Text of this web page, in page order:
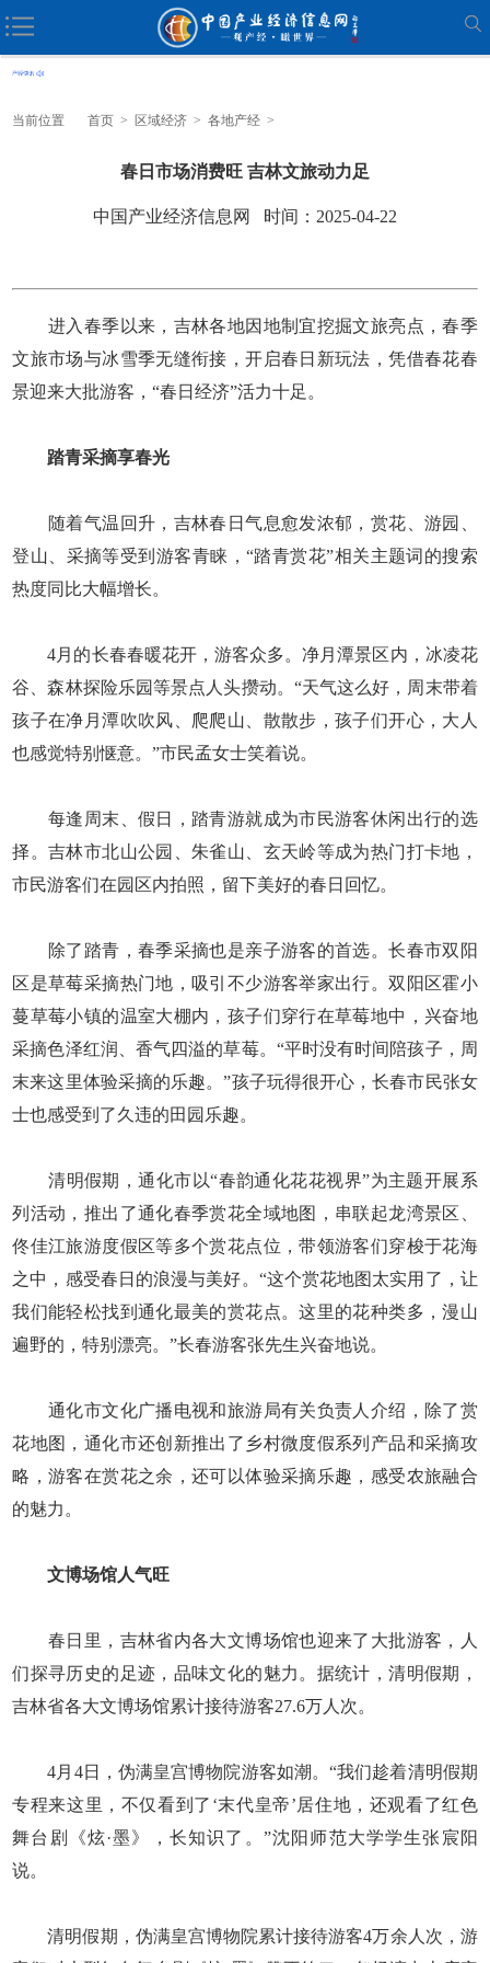
当前位置 首页 > 区域经济 > 各地产经 >
春日市场消费旺 吉林文旅动力足
中国产业经济信息网 时间：2025-04-22
进入春季以来，吉林各地因地制宜挖掘文旅亮点，春季
文旅市场与冰雪季无缝衔接，开启春日新玩法，凭借春花春
景迎来大批游客，“春日经济”活力十足。
踏青采摘享春光
随着气温回升，吉林春日气息愈发浓郁，赏花、游园、
登山、采摘等受到游客青睐，“踏青赏花”相关主题词的搜索
热度同比大幅增长。
4月的长春春暖花开，游客众多。净月潭景区内，冰凌花
谷、森林探险乐园等景点人头攒动。“天气这么好，周末带着
孩子在净月潭吹吹风、爬爬山、散散步，孩子们开心，大人
也感觉特别惬意。”市民孟女士笑着说。
每逢周末、假日，踏青游就成为市民游客休闲出行的选
择。吉林市北山公园、朱雀山、玄天岭等成为热门打卡地，
市民游客们在园区内拍照，留下美好的春日回忆。
除了踏青，春季采摘也是亲子游客的首选。长春市双阳
区是草莓采摘热门地，吸引不少游客举家出行。双阳区霍小
蔓草莓小镇的温室大棚内，孩子们穿行在草莓地中，兴奋地
采摘色泽红润、香气四溢的草莓。“平时没有时间陪孩子，周
末来这里体验采摘的乐趣。”孩子玩得很开心，长春市民张女
士也感受到了久违的田园乐趣。
清明假期，通化市以“春韵通化花花视界”为主题开展系
列活动，推出了通化春季赏花全域地图，串联起龙湾景区、
佟佳江旅游度假区等多个赏花点位，带领游客们穿梭于花海
之中，感受春日的浪漫与美好。“这个赏花地图太实用了，让
我们能轻松找到通化最美的赏花点。这里的花种类多，漫山
遍野的，特别漂亮。”长春游客张先生兴奋地说。
通化市文化广播电视和旅游局有关负责人介绍，除了赏
花地图，通化市还创新推出了乡村微度假系列产品和采摘攻
略，游客在赏花之余，还可以体验采摘乐趣，感受农旅融合
的魅力。
文博场馆人气旺
春日里，吉林省内各大文博场馆也迎来了大批游客，人
们探寻历史的足迹，品味文化的魅力。据统计，清明假期，
吉林省各大文博场馆累计接待游客27.6万人次。
4月4日，伪满皇宫博物院游客如潮。“我们趁着清明假期
专程来这里，不仅看到了‘末代皇帝’居住地，还观看了红色
舞台剧《炫·墨》，长知识了。”沈阳师范大学学生张宸阳
说。
清明假期，伪满皇宫博物院累计接待游客4万余人次，游